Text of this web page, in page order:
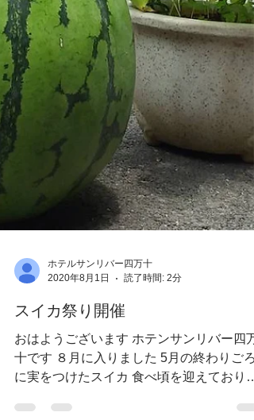
ホテルサンリバー四万十
2020年8月1日
読了時間: 2分
スイカ祭り開催
おはようございます ホテンサンリバー四万